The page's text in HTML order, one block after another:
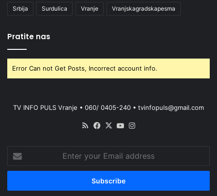
Srbija Surdulica Vranje Vranjskagradskapesma
Pratite nas
Error Can not Get Posts, Incorrect account info.
TV INFO PULS Vranje • 060/ 0405-240 • tvinfopuls@gmail.com
RSS Facebook
X YouTube
your
Email